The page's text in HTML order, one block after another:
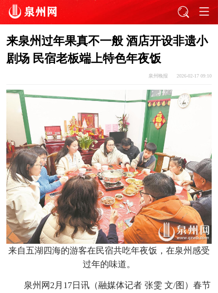
来泉州过年果真不一般 酒店开设非遗小
剧场 民宿老板端上特色年夜饭
泉州晚报 2026-02-17 09:10
来自五湖四海的游客在民宿共吃年夜饭，在泉州感受
过年的味道。
泉州网2月17日讯（融媒体记者 张雯 文/图）春节